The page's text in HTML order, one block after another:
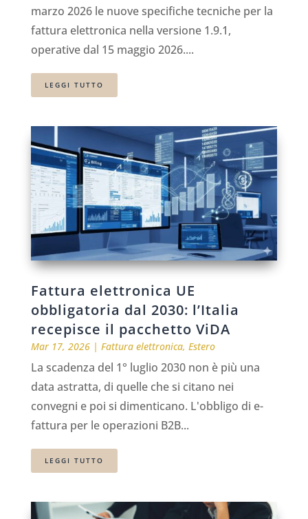
marzo 2026 le nuove specifiche tecniche per la
fattura elettronica nella versione 1.9.1,
operative dal 15 maggio 2026....
LEGGI TUTTO
Fattura elettronica UE
obbligatoria dal 2030: l’Italia
recepisce il pacchetto ViDA
Mar 17, 2026| Fattura elettronica, Estero
La scadenza del 1° luglio 2030 non è più una
data astratta, di quelle che si citano nei
convegni e poi si dimenticano. L'obbligo di e-
fattura per le operazioni B2B...
LEGGI TUTTO